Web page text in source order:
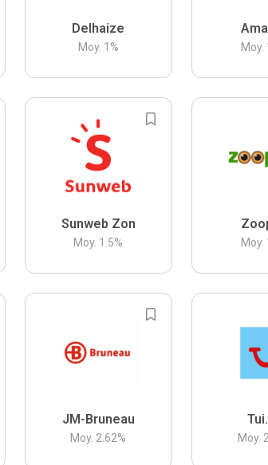
Delhaize
Moy. 1 % Moy.
Sunweb Zon
Moy. 1.5% Moy.
JM-Bruneau
Moy. 2.62% Moy.